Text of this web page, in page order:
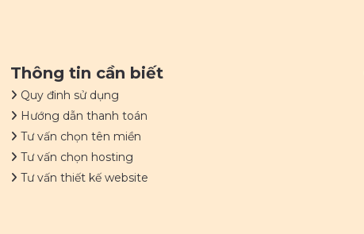
Thông tin cần biết
Quy đinh sử dụng
Hướng dẫn thanh toán
Tư vấn chọn tên miền
Tư vấn chọn hosting
Tư vấn thiết kế website